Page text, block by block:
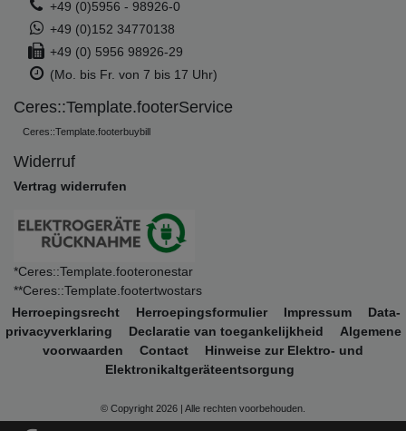
+49 (0)5956 - 98926-0
+49 (0)152 34770138
+49 (0) 5956 98926-29
(Mo. bis Fr. von 7 bis 17 Uhr)
Ceres::Template.footerService
Ceres::Template.footerbuybill
Widerruf
Vertrag widerrufen
*Ceres::Template.footeronestar
**Ceres::Template.footertwostars
Herroepings­recht
Herroepings­formulier Impressum
Data­
privacy­verklaring
Declaratie van toegankelijkheid
Algemene
voorwaarden
Contact
Hinweise zur Elektro- und
Elektronikaltgeräteentsorgung
© Copyright 2026 | Alle rechten voorbehouden.